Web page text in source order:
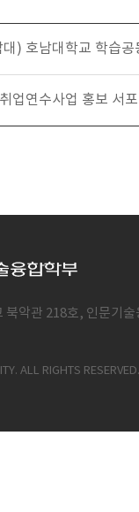
) 호남대학교 학습
업연수사업 홍보 서
북악관 218호, 인문기
ALL RIGHTS RESERVED.